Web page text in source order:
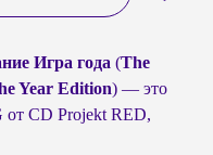
Игра года (The
Year Edition) — это
от CD Projekt RED,